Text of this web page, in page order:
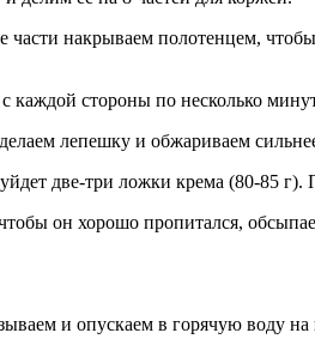
части накрываем полотенцем,
каждой стороны по несколько
лепешку и обжариваем
две-три ложки крема (80-85
он хорошо пропитался,
и опускаем в горячую воду на